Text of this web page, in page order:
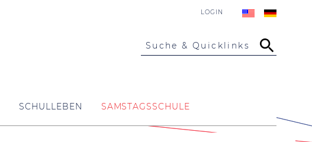
LOGIN
Suche & Quicklinks
SCHULLEBEN SAMSTAGSSCHULE